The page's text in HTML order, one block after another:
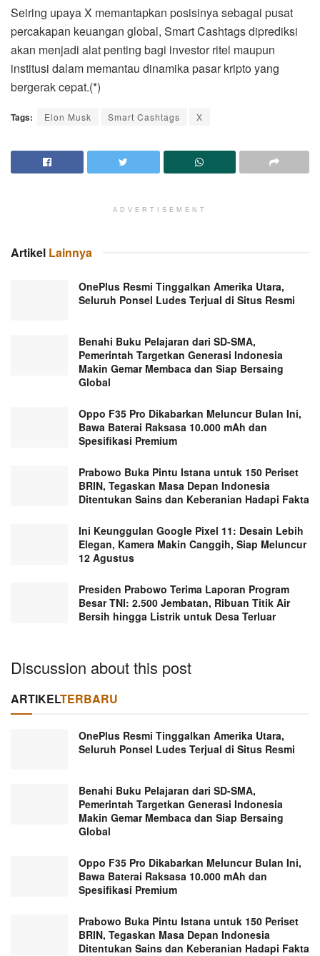
Seiring upaya X memantapkan posisinya sebagai pusat
percakapan keuangan global, Smart Cashtags diprediksi
akan menjadi alat penting bagi investor ritel maupun
institusi dalam memantau dinamika pasar kripto yang
bergerak cepat.(*)
Tags: Elon Musk Smart Cashtags X
ADVERTISEMENT
Artikel Lainnya
OnePlus Resmi Tinggalkan Amerika Utara,
Seluruh Ponsel Ludes Terjual di Situs Resmi
Benahi Buku Pelajaran dari SD-SMA,
Pemerintah Targetkan Generasi Indonesia
Makin Gemar Membaca dan Siap Bersaing
Global
Oppo F35 Pro Dikabarkan Meluncur Bulan Ini,
Bawa Baterai Raksasa 10.000 mAh dan
Spesifikasi Premium
Prabowo Buka Pintu Istana untuk 150 Periset
BRIN, Tegaskan Masa Depan Indonesia
Ditentukan Sains dan Keberanian Hadapi Fakta
Ini Keunggulan Google Pixel 11: Desain Lebih
Elegan, Kamera Makin Canggih, Siap Meluncur
12 Agustus
Presiden Prabowo Terima Laporan Program
Besar TNI: 2.500 Jembatan, Ribuan Titik Air
Bersih hingga Listrik untuk Desa Terluar
Discussion about this post
ARTIKELTERBARU
OnePlus Resmi Tinggalkan Amerika Utara,
Seluruh Ponsel Ludes Terjual di Situs Resmi
Benahi Buku Pelajaran dari SD-SMA,
Pemerintah Targetkan Generasi Indonesia
Makin Gemar Membaca dan Siap Bersaing
Global
Oppo F35 Pro Dikabarkan Meluncur Bulan Ini,
Bawa Baterai Raksasa 10.000 mAh dan
Spesifikasi Premium
Prabowo Buka Pintu Istana untuk 150 Periset
BRIN, Tegaskan Masa Depan Indonesia
Ditentukan Sains dan Keberanian Hadapi Fakta